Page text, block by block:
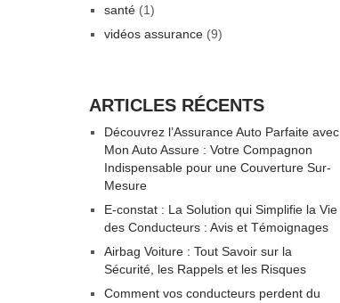
santé (1)
vidéos assurance (9)
ARTICLES RÉCENTS
Découvrez l’Assurance Auto Parfaite avec
Mon Auto Assure : Votre Compagnon
Indispensable pour une Couverture Sur-
Mesure
E-constat : La Solution qui Simplifie la Vie
des Conducteurs : Avis et Témoignages
Airbag Voiture : Tout Savoir sur la
Sécurité, les Rappels et les Risques
Comment vos conducteurs perdent du